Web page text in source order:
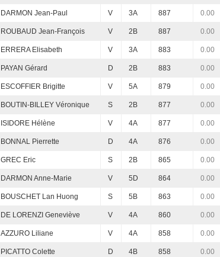
DARMON Jean-Paul V 3A 887 0.00
ROUBAUD Jean-François V 2B 887 0.00
ERRERA Elisabeth V 3A 883 0.00
PAYAN Gérard D 2B 883 0.00
ESCOFFIER Brigitte V 5A 879 0.00
BOUTIN-BILLEY Véronique S 2B 877 0.00
ISIDORE Hélène V 4A 877 0.00
BONNAL Pierrette D 4A 876 0.00
GREC Eric S 2B 865 0.00
DARMON Anne-Marie V 5D 864 0.00
BOUSCHET Lan Huong S 5B 863 0.00
DE LORENZI Geneviève V 4A 860 0.00
AZZURO Liliane V 4A 858 0.00
PICATTO Colette D 4B 858 0.00